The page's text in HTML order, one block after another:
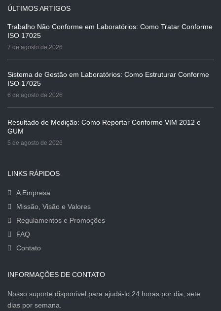
ÚLTIMOS ARTIGOS
Trabalho Não Conforme em Laboratórios: Como Tratar Conforme
ISO 17025
7 de agosto de 2026
Sistema de Gestão em Laboratórios: Como Estruturar Conforme
ISO 17025
6 de agosto de 2026
Resultado de Medição: Como Reportar Conforme VIM 2012 e
GUM
5 de agosto de 2026
LINKS RÁPIDOS
A Empresa
Missão, Visão e Valores
Regulamentos e Promoções
FAQ
Contato
INFORMAÇÕES DE CONTATO
Nosso suporte disponível para ajudá-lo 24 horas por dia, sete
dias por semana.